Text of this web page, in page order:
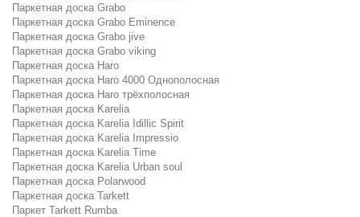
Паркетная доска Grabo
Паркетная доска Grabo Eminence
Паркетная доска Grabo jive
Паркетная доска Grabo viking
Паркетная доска Haro
Паркетная доска Haro 4000 Однополосная
Паркетная доска Haro трёхполосная
Паркетная доска Karelia
Паркетная доска Karelia Idillic Spirit
Паркетная доска Karelia Impressio
Паркетная доска Karelia Time
Паркетная доска Karelia Urban soul
Паркетная доска Polarwood
Паркетная доска Tarkett
Паркет Tarkett Rumba